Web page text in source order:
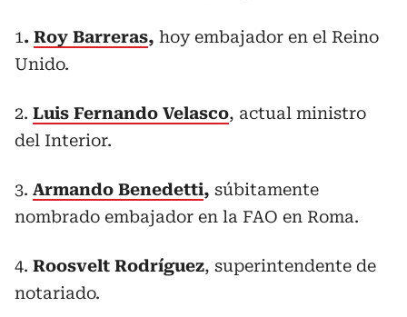
1. Roy Barreras, hoy embajador en el Reino
Unido.
2. Luis Fernando Velasco, actual ministro
del Interior.
3. Armando Benedetti, súbitamente
nombrado embajador en la FAO en Roma.
4. Roosvelt Rodríguez, superintendente de
notariado.